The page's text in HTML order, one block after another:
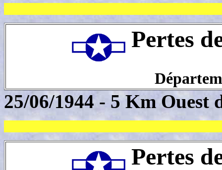
Pertes
25/06/1944 - 5 Km Ouest
Pertes